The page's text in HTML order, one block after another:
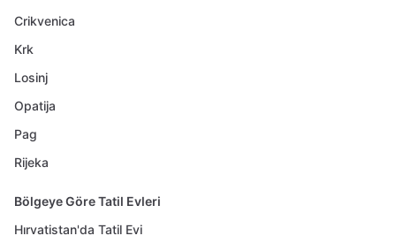
Crikvenica
Krk
Losinj
Opatija
Pag
Rijeka
Bölgeye Göre Tatil Evleri
Hırvatistan'da Tatil Evi